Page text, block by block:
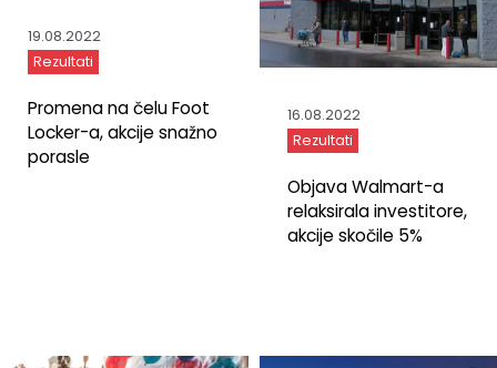
19.08.2022
Rezultati
Promena na čelu Foot
Locker-a, akcije snažno
porasle
16.08.2022
Rezultati
Objava Walmart-a
relaksirala investitore,
akcije skočile 5%